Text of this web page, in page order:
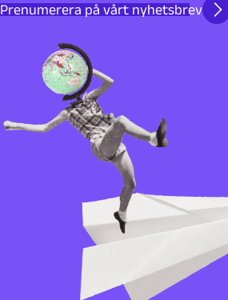
Prenumerera på vårt nyhetsbrev